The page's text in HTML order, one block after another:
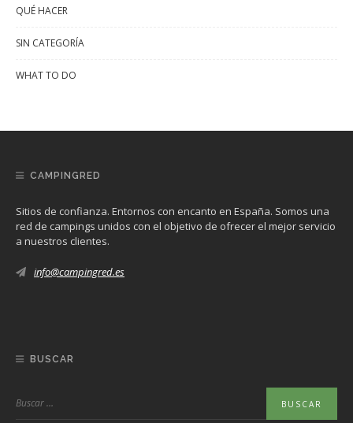
QUÉ HACER
SIN CATEGORÍA
WHAT TO DO
CAMPINGRED
Sitios de confianza. Entornos con encanto en España. Somos una
red de campings unidos con el objetivo de ofrecer el mejor servicio
a nuestros clientes.
info@campingred.es
BUSCAR